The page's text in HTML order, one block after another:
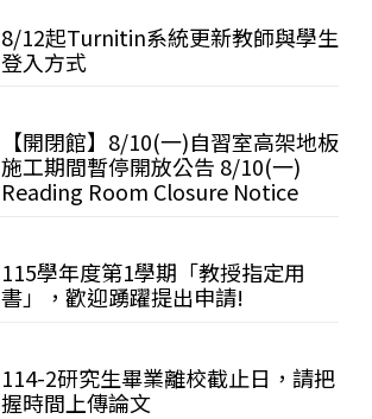
8/12起Turnitin系統更新教師與學生
登入方式
【開閉館】8/10(一)自習室高架地板
施工期間暫停開放公告 8/10(一)
Reading Room Closure Notice
115學年度第1學期「教授指定用
書」，歡迎踴躍提出申請!
114-2研究生畢業離校截止日，請把
握時間上傳論文